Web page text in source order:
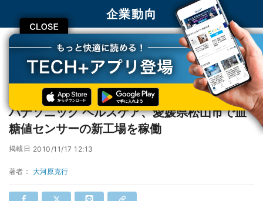
CLOSE
企業動向
TECH+ 企業IT
企業動向
パナソニック ヘルスケア、愛媛県松山市で血糖値センサーの新工場を稼働
パナソニック ヘルスケア、愛媛県松山市で血
糖値センサーの新工場を稼働
掲載日 2010/11/17 12:13
著者： 大河原克行